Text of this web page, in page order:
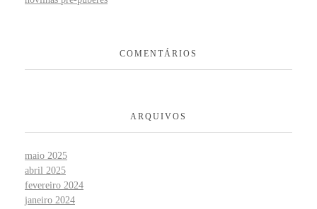
COMENTÁRIOS
ARQUIVOS
maio 2025
abril 2025
fevereiro 2024
janeiro 2024